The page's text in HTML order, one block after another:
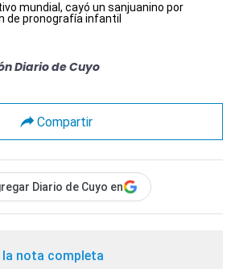
mundial, cayó un sanjuanino por
de pronografía infantil
Diario de Cuyo
Compartir
Diario de Cuyo en
la nota completa